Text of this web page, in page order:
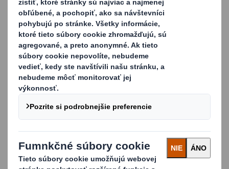
Cenovo výhodný a udržateľný obal
Obal z vlnitej lepenky to všetko spĺňa. Je 100%
recyklovateľný, čo poskytuje ďalšie výhody pre
zákazníkov ako aj elektronických predajcov.